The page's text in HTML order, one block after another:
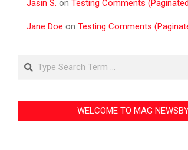
Jasin S. on Testing Comments
Jane Doe on Testing Comments
Search
WELCOME TO MAG